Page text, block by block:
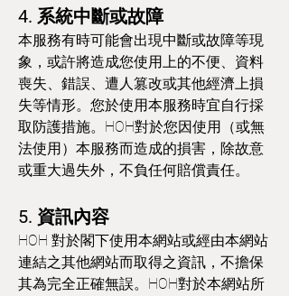
4. 系統中斷或故障
本服務有時可能會出現中斷或故障等現
象，或許將造成您使用上的不便、資料
喪失、錯誤、遭人篡改或其他經濟上損
失等情形。您於使用本服務時宜自行採
取防護措施。HOH對於您因使用（或無
法使用）本服務而造成的損害，除故意
或重大過失外，不負任何賠償責任。
5. 資訊內容
HOH 對於閣下使用本網站或經由本網站
連結之其他網站而取得之資訊，不擔保
其為完全正確無誤。HOH對於本網站所